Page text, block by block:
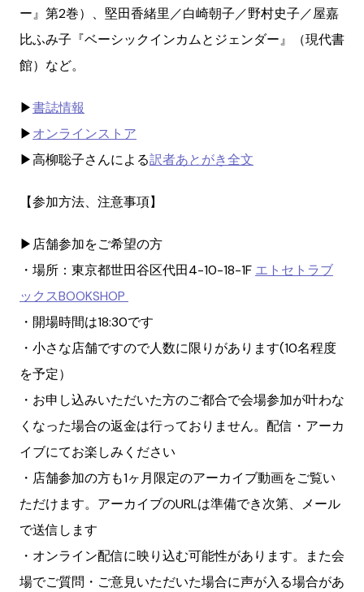
ー』第2巻）、堅田香緒里／白崎朝子／野村史子／屋嘉
比ふみ子『ベーシックインカムとジェンダー』（現代書
館）など。
▶︎書誌情報
▶︎オンラインストア
▶︎高柳聡子さんによる訳者あとがき全文
【参加方法、注意事項】
▶︎店舗参加をご希望の方
・場所：東京都世田谷区代田4-10-18-1F エトセトラブ
ックスBOOKSHOP
・開場時間は18:30です
・小さな店舗ですので人数に限りがあります(10名程度
を予定）
・お申し込みいただいた方のご都合で会場参加が叶わな
くなった場合の返金は行っておりません。配信・アーカ
イブにてお楽しみください
・店舗参加の方も1ヶ月限定のアーカイブ動画をご覧い
ただけます。アーカイブのURLは準備でき次第、メール
で送信します
・オンライン配信に映り込む可能性があります。また会
場でご質問・ご意見いただいた場合に声が入る場合があ